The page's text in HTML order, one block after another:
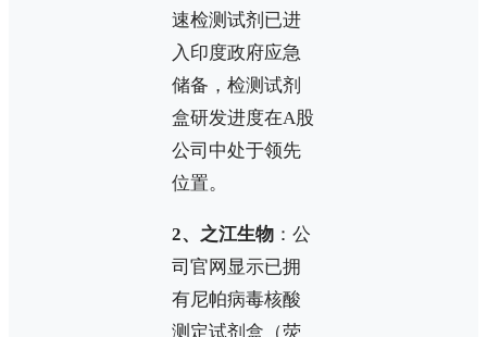
速检测试剂已进
入印度政府应急
储备，检测试剂
盒研发进度在A股
公司中处于领先
位置。
2、之江生物 ：公
司官网显示已拥
有尼帕病毒核酸
测定试剂盒（荧